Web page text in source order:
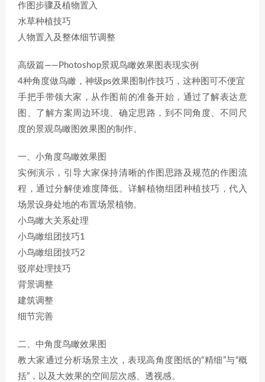
作图步骤及植物置入
水草种植技巧
人物置入及整体细节调整
高级篇——Photoshop景观鸟瞰效果图表现实例
4种角度做鸟瞰，神级ps效果图制作技巧，这种图可不便宜
手把手带领大家，从作图前的准备开始，通过了解表达意
图、了解方案周边环境、确定思路，到不同角度、不同尺
度的景观鸟瞰图效果图的制作。
一、小角度鸟瞰效果图
实例演示，引导大家保持清晰的作图思路及规范的作图流
程，通过分解使难度降低。详解植物组团种植技巧，代入
场景设身处地的布置场景植物。
小鸟瞰大关系处理
小鸟瞰组团技巧1
小鸟瞰组团技巧2
驳岸处理技巧
背景调整
建筑调整
细节完善
二、中角度鸟瞰效果图
教大家通过分析场景主次，表现高角度图纸的“精细”与“概
括”，以及大效果的空间层次感、透视感。